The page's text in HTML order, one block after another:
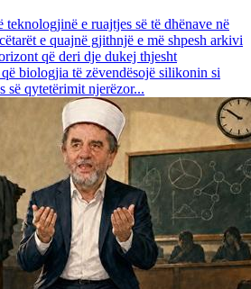
teknologjinë e ruajtjes së të dhënave në
e quajnë gjithnjë e më shpesh arkivi
që deri dje dukej thjesht
biologjia të zëvendësojë silikonin si
së qytetërimit njerëzor...